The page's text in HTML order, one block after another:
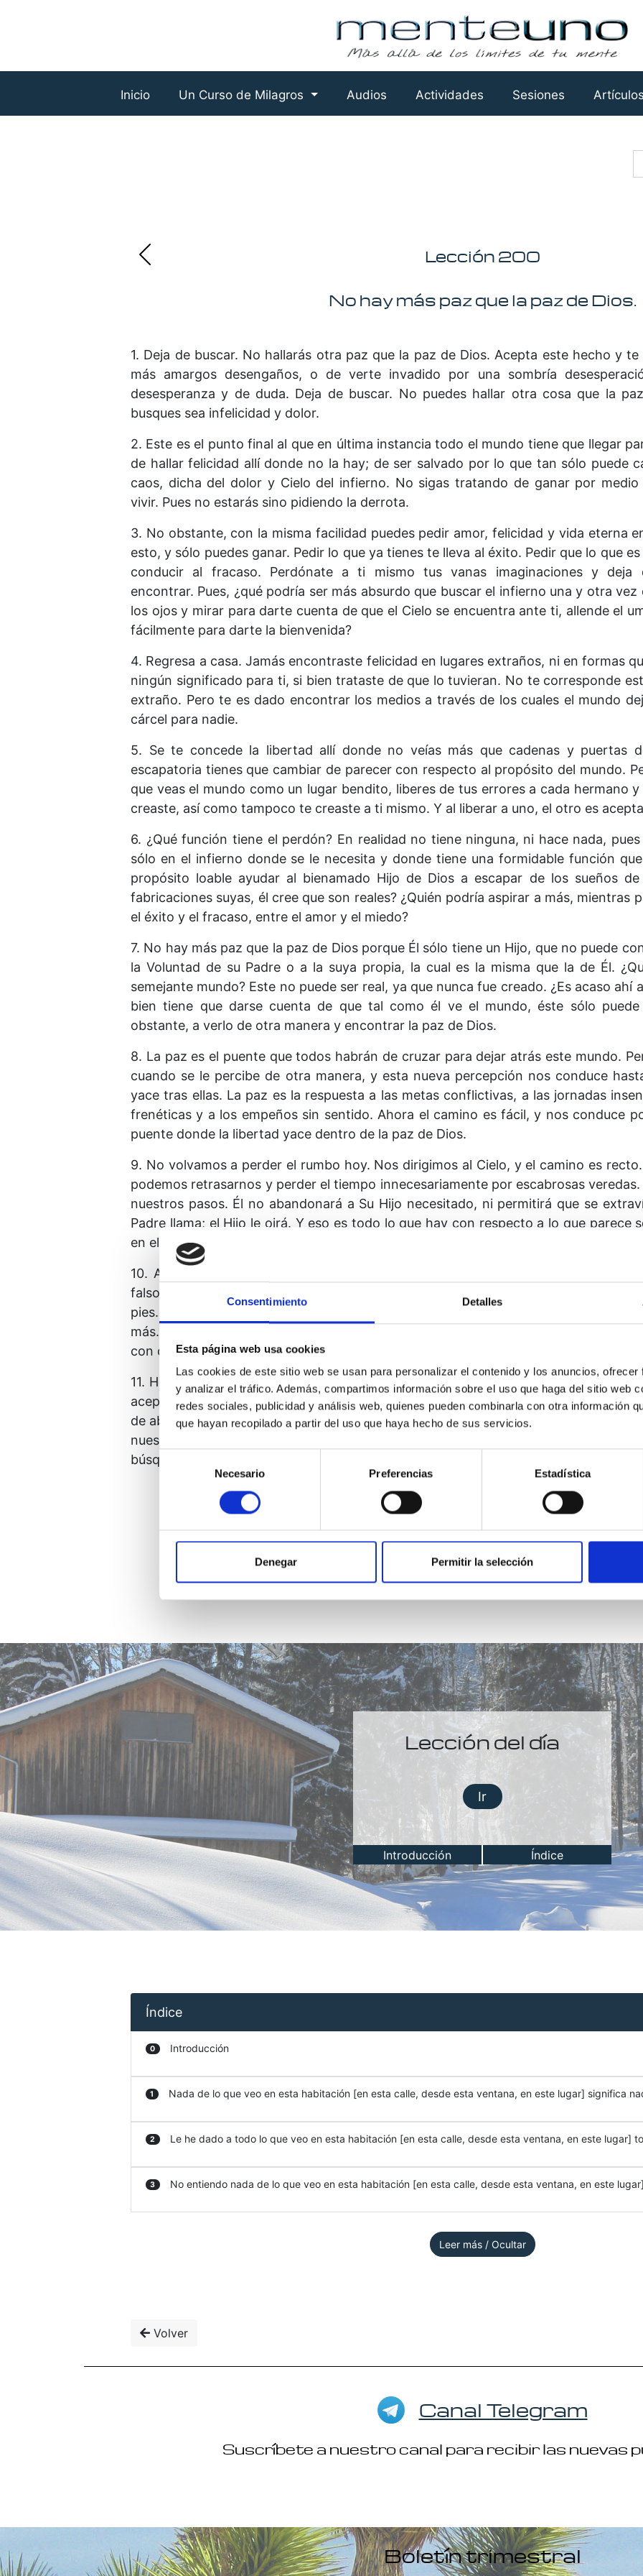
Consentimiento Detalles
Esta página web usa cookies
Las cookies de este sitio web se usan para personalizar el contenido y los anuncios,
y analizar el tráfico. Además, compartimos información sobre el uso que haga del sitio web
redes sociales, publicidad y análisis web, quienes pueden combinarla con otra información
que hayan recopilado a partir del uso que haya hecho de sus servicios.
Selección
consentimiento
Necesario Preferencias Estadística
Denegar Permitir la selección
Inicio Un Curso de Milagros Audios Actividades Sesiones Artículos
Lección 200
No hay más paz que la paz de Dios.
1. Deja de buscar. No hallarás otra paz que la paz de Dios. Acepta este hecho y
más amargos desengaños, o de verte invadido por una sombría
desesperanza y de duda. Deja de buscar. No puedes hallar otra cosa que la
busques sea infelicidad y dolor.
2. Este es el punto final al que en última instancia todo el mundo tiene que llegar
de hallar felicidad allí donde no la hay; de ser salvado por lo que tan sólo puede
caos, dicha del dolor y Cielo del infierno. No sigas tratando de ganar por
vivir. Pues no estarás sino pidiendo la derrota.
3. No obstante, con la misma facilidad puedes pedir amor, felicidad y vida eterna
esto, y sólo puedes ganar. Pedir lo que ya tienes te lleva al éxito. Pedir que lo que
conducir al fracaso. Perdónate a ti mismo tus vanas imaginaciones y
encontrar. Pues, ¿qué podría ser más absurdo que buscar el infierno una y otra
los ojos y mirar para darte cuenta de que el Cielo se encuentra ante ti, allende el
fácilmente para darte la bienvenida?
4. Regresa a casa. Jamás encontraste felicidad en lugares extraños, ni en formas
ningún significado para ti, si bien trataste de que lo tuvieran. No te corresponde
extraño. Pero te es dado encontrar los medios a través de los cuales el mundo
cárcel para nadie.
5. Se te concede la libertad allí donde no veías más que cadenas y puertas
escapatoria tienes que cambiar de parecer con respecto al propósito del mundo.
que veas el mundo como un lugar bendito, liberes de tus errores a cada hermano
creaste, así como tampoco te creaste a ti mismo. Y al liberar a uno, el otro es
6. ¿Qué función tiene el perdón? En realidad no tiene ninguna, ni hace nada,
sólo en el infierno donde se le necesita y donde tiene una formidable función
propósito loable ayudar al bienamado Hijo de Dios a escapar de los sueños
fabricaciones suyas, él cree que son reales? ¿Quién podría aspirar a más, mientras
el éxito y el fracaso, entre el amor y el miedo?
7. No hay más paz que la paz de Dios porque Él sólo tiene un Hijo, que no puede
la Voluntad de su Padre o a la suya propia, la cual es la misma que la de Él.
semejante mundo? Este no puede ser real, ya que nunca fue creado. ¿Es acaso ahí
bien tiene que darse cuenta de que tal como él ve el mundo, éste sólo puede
obstante, a verlo de otra manera y encontrar la paz de Dios.
8. La paz es el puente que todos habrán de cruzar para dejar atrás este mundo.
cuando se le percibe de otra manera, y esta nueva percepción nos conduce
yace tras ellas. La paz es la respuesta a las metas conflictivas, a las jornadas
frenéticas y a los empeños sin sentido. Ahora el camino es fácil, y nos conduce
puente donde la libertad yace dentro de la paz de Dios.
9. No volvamos a perder el rumbo hoy. Nos dirigimos al Cielo, y el camino es
podemos retrasarnos y perder el tiempo innecesariamente por escabrosas
nuestros pasos. Él no abandonará a Su Hijo necesitado, ni permitirá que se
Padre llama; el Hijo le oirá. Y eso es todo lo que hay con respecto a lo que parece
en el que los cuerpos son reales.
10. Ahora reina el silencio. Deja de buscar. Has llegado a donde el camino está
falsos deseos que antes anhelabas, caídas ahora de los árboles de la
pies. Y tú levantas la mirada y miras al Cielo con los ojos del cuerpo, que
más. Por fin la paz ha sido reconocida, y tú puedes sentir como su tierno abrazo
con consuelo y amor.
11. Hoy no buscamos ídolos. La paz no se puede encontrar en ellos. La paz de
aceptar o querer nada más. ¡Que la paz sea con nosotros hoy! Pues hemos
de abandonar el mundo de la ambigüedad, y de reemplazar nuestros objetivos
nuestros sueños solitarios por compañerismo. Pues la paz es unión, si procede
búsqueda. Nos encontramos muy cerca de nuestro hogar, y nos acercamos aún
Lección del día
Ir
Introducción Índice
Índice
0 Introducción
1 Nada de lo que veo en esta habitación [en esta calle, desde esta ventana, en este lugar] significa
2 Le he dado a todo lo que veo en esta habitación [en esta calle, desde esta ventana, en este lugar]
3 No entiendo nada de lo que veo en esta habitación [en esta calle, desde esta ventana, en este
Leer más / Ocultar
Volver
Canal Telegram
Suscríbete a nuestro canal para recibir las nuevas
Boletín trimestral